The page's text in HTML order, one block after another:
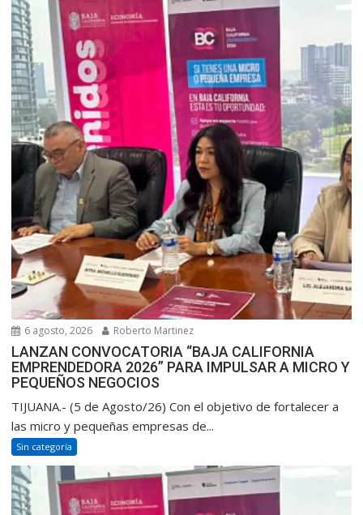
6 agosto, 2026 Roberto Martinez
LANZAN CONVOCATORIA “BAJA CALIFORNIA
EMPRENDEDORA 2026” PARA IMPULSAR A MICRO Y
PEQUEÑOS NEGOCIOS
TIJUANA.- (5 de Agosto/26) Con el objetivo de fortalecer a
las micro y pequeñas empresas de...
Sin categoría